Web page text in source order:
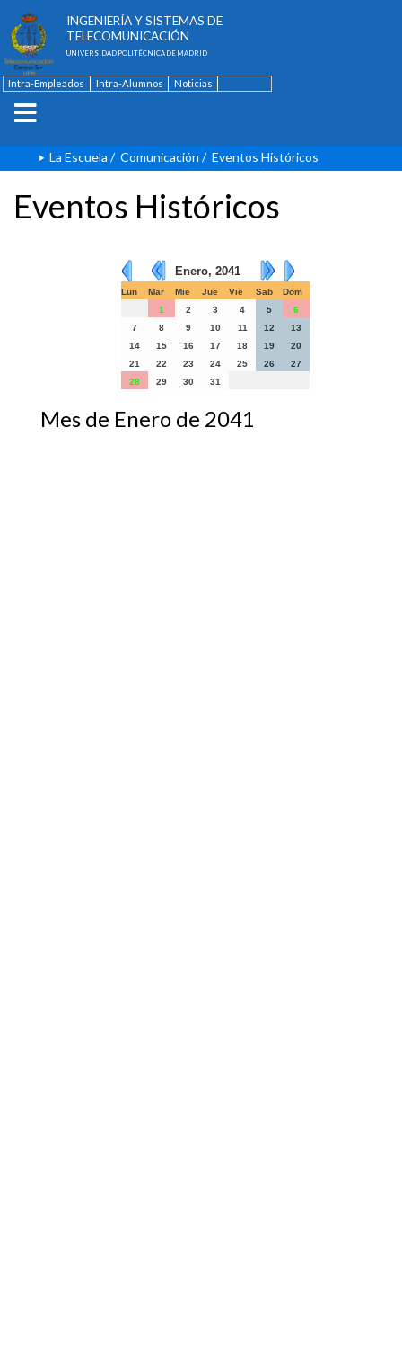
INGENIERÍA Y SISTEMAS DE
TELECOMUNICACIÓN
UNIVERSIDAD POLITÉCNICA DE MADRID
Intra-Empleados Intra-Alumnos
Noticias
La Escuela / Comunicación / Eventos Históricos
Eventos Históricos
Enero, 2041
Lun Mar Mie Jue Vie Sab
Dom
1
2 3 4 5
6
7
8 9 10 11 12
13
14
15 16 17 18 19
20
21
22 23 24 25 26
27
28
29 30 31
Mes de Enero de 2041